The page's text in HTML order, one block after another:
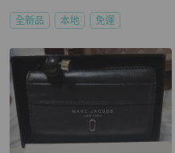
全新品 本地 免運